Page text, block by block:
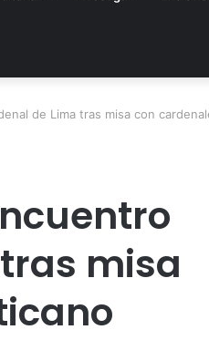
de Lima tras misa con
misa